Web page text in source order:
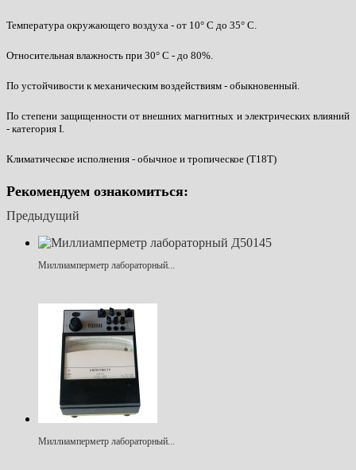
Температура окружающего воздуха - от 10° С до 35° С.
Относительная влажность при 30° С - до 80%.
По устойчивости к механическим воздействиям - обыкновенный.
По степени защищенности от внешних магнитных и электрических влияний
- категория I.
Климатическое исполнения - обычное и тропическое (Т18Т)
Рекомендуем ознакомиться:
Предыдущий
Миллиамперметр лабораторный...
Миллиамперметр лабораторный...